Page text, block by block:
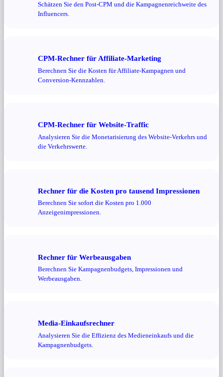
Schätzen Sie den Post-CPM und die Kampagnenreichweite des
Influencers.
CPM-Rechner für Affiliate-Marketing
Berechnen Sie die Kosten für Affiliate-Kampagnen und
Conversion-Kennzahlen.
CPM-Rechner für Website-Traffic
Analysieren Sie die Monetarisierung des Website-Verkehrs und
die Verkehrswerte.
Rechner für die Kosten pro tausend Impressionen
Berechnen Sie sofort die Kosten pro 1.000
Anzeigenimpressionen.
Rechner für Werbeausgaben
Berechnen Sie Kampagnenbudgets, Impressionen und
Werbeausgaben.
Media-Einkaufsrechner
Analysieren Sie die Effizienz des Medieneinkaufs und die
Kampagnenbudgets.